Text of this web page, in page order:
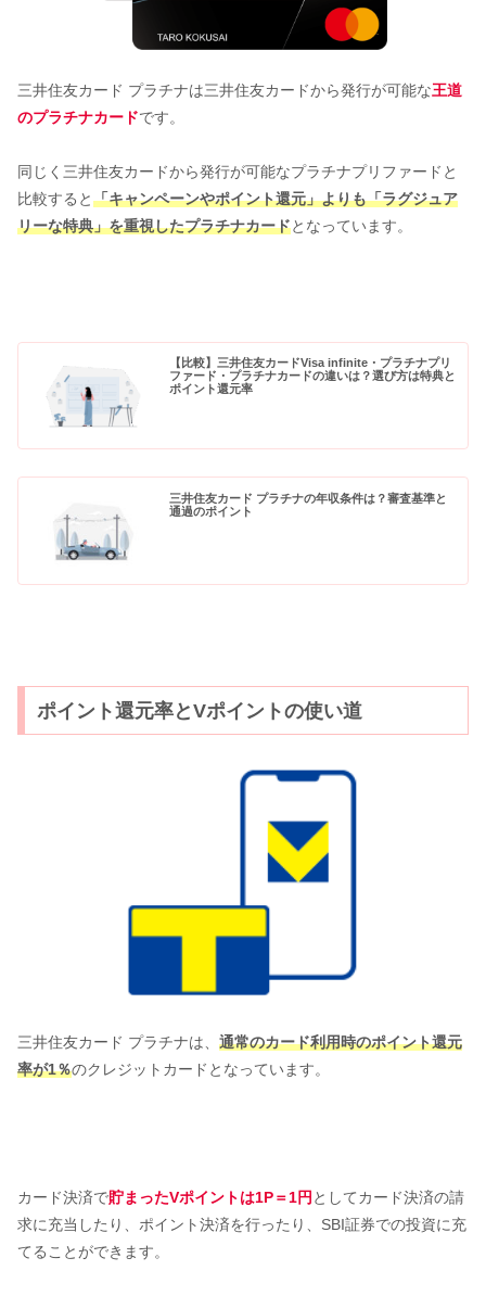
三井住友カード プラチナは三井住友カードから発行が可能な王道
のプラチナカードです。
同じく三井住友カードから発行が可能なプラチナプリファードと
比較すると「キャンペーンやポイント還元」よりも「ラグジュア
リーな特典」を重視したプラチナカードとなっています。
【比較】三井住友カードVisa infinite・プラチナプリ
ファード・プラチナカードの違いは？選び方は特典と
ポイント還元率
三井住友カード プラチナの年収条件は？審査基準と
通過のポイント
ポイント還元率とVポイントの使い道
三井住友カード プラチナは、 通常のカード利用時のポイント還元
率が1％のクレジットカードとなっています。
カード決済で貯まったVポイントは1P＝1円 としてカード決済の請
求に充当したり、ポイント決済を行ったり、SBI証券での投資に充
てることができます。